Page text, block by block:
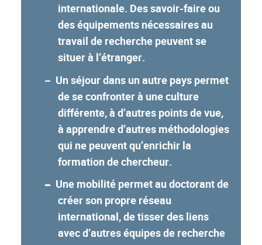
internationale. Des savoir-faire ou
des équipements nécessaires au
travail de recherche peuvent se
situer à l’étranger.
Un séjour dans un autre pays permet
de se confronter à une culture
différente, à d’autres points de vue,
à apprendre d’autres méthodologies
qui ne peuvent qu’enrichir la
formation de chercheur.
Une mobilité permet au doctorant de
créer son propre réseau
international, de tisser des liens
avec d’autres équipes de recherche